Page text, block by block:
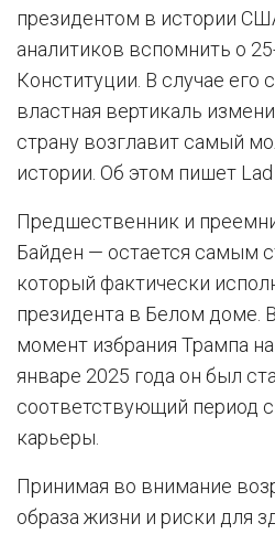
президентом в истории
аналитиков вспомнить о
Конституции. В случае его
властная вертикаль
страну возглавит самый
истории. Об этом пишет Lad
Предшественник и
Байден — остается самым
который фактически
президента в Белом доме.
момент избрания Трампа
январе 2025 года он был
соответствующий период
карьеры.
Принимая во внимание
образа жизни и риски для